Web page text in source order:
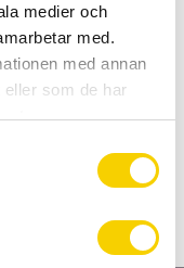
medier och
med.
med annan
som de har
2 pc. in stock